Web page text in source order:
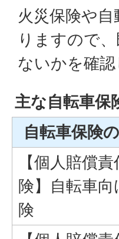
火災保険や
りますので
ないかを確認
主な自転車保
自転車保険
【個人賠償
険】自転車向
険